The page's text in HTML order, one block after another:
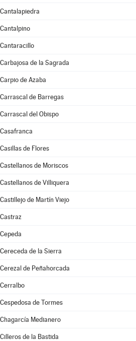
Cantalapiedra
Cantalpino
Cantaracillo
Carbajosa de la Sagrada
Carpio de Azaba
Carrascal de Barregas
Carrascal del Obispo
Casafranca
Casillas de Flores
Castellanos de Moriscos
Castellanos de Villiquera
Castillejo de Martín Viejo
Castraz
Cepeda
Cereceda de la Sierra
Cerezal de Peñahorcada
Cerralbo
Cespedosa de Tormes
Chagarcía Medianero
Cilleros de la Bastida